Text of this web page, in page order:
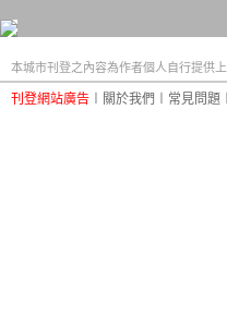
本城市刊登之內容為作者個人自行提供
刊登網站廣告 關於我們 常見問題